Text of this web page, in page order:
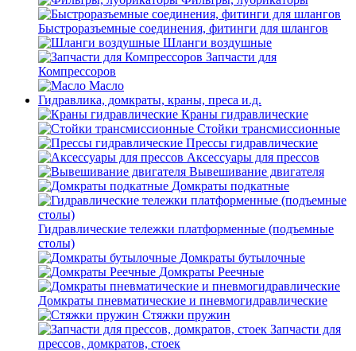
Быстроразъемные соединения, фитинги для шлангов
Шланги воздушные
Запчасти для
Компрессоров
Масло
Гидравлика, домкраты, краны, преса и.д.
Краны гидравлические
Стойки трансмиссионные
Прессы гидравлические
Аксессуары для прессов
Вывешивание двигателя
Домкраты подкатные
Гидравлические тележки платформенные (подъемные
столы)
Домкраты бутылочные
Домкраты Реечные
Домкраты пневматические и пневмогидравлические
Стяжки пружин
Запчасти для
прессов, домкратов, стоек